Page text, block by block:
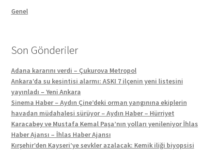
Genel
Son Gönderiler
Adana kararını verdi – Çukurova Metropol
Ankara’da su kesintisi alarmı: ASKI 7 ilçenin yeni listesini
yayınladı – Yeni Ankara
Sinema Haber – Aydın Çine’deki orman yangınına ekiplerin
havadan müdahalesi sürüyor – Aydın Haber – Hürriyet
Karacabey ve Mustafa Kemal Paşa’nın yolları yenileniyor İhlas
Haber Ajansı – İhlas Haber Ajansı
Kırşehir’den Kayseri’ye sevkler azalacak: Kemik iliği biyopsisi